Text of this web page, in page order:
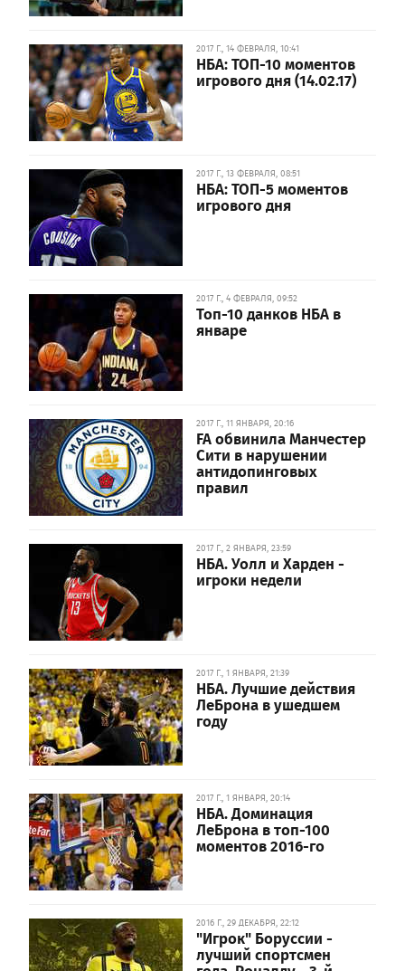
2017 Г., 14 ФЕВРАЛЯ, 10:41
НБА: ТОП-10 моментов
игрового дня (14.02.17)
2017 Г., 13 ФЕВРАЛЯ, 08:51
НБА: ТОП-5 моментов
игрового дня
2017 Г., 4 ФЕВРАЛЯ, 09:52
Топ-10 данков НБА в
январе
2017 Г., 11 ЯНВАРЯ, 20:16
FA обвинила Манчестер
Сити в нарушении
антидопинговых
правил
2017 Г., 2 ЯНВАРЯ, 23:59
НБА. Уолл и Харден -
игроки недели
2017 Г., 1 ЯНВАРЯ, 21:39
НБА. Лучшие действия
ЛеБрона в ушедшем
году
2017 Г., 1 ЯНВАРЯ, 20:14
НБА. Доминация
ЛеБрона в топ-100
моментов 2016-го
2016 Г., 29 ДЕКАБРЯ, 22:12
"Игрок" Боруссии -
лучший спортсмен